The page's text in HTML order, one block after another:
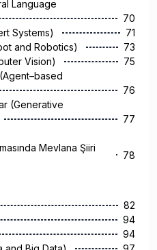
Language
70
Systems)
71
and Robotics)
73
Vision)
75
76
(Generative
77
Mevlana Şiiri
78
82
94
94